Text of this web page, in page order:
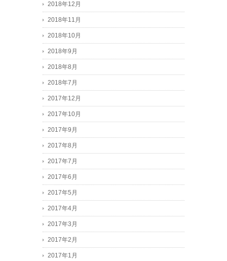
2018年12月
2018年11月
2018年10月
2018年9月
2018年8月
2018年7月
2017年12月
2017年10月
2017年9月
2017年8月
2017年7月
2017年6月
2017年5月
2017年4月
2017年3月
2017年2月
2017年1月